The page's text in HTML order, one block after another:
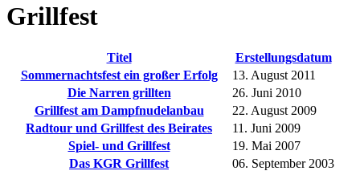
Grillfest
Titel
Erstellungsdatum
Sommernachtsfest ein großer Erfolg
13. August 2011
Die Narren grillten
26. Juni 2010
Grillfest am Dampfnudelanbau
22. August 2009
Radtour und Grillfest des Beirates
11. Juni 2009
Spiel- und Grillfest
19. Mai 2007
Das KGR Grillfest
06. September 2003